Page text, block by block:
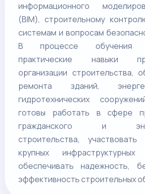
информационного
(BIM), строительному
системам и вопросам
В процессе обучения
практические навыки
организации строительства,
ремонта зданий,
гидротехнических
готовы работать в сфере
гражданского и
строительства,
крупных
обеспечивать надежность,
эффективность строительных